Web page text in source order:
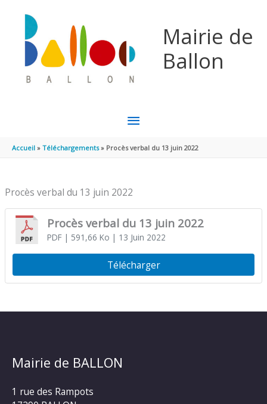
Mairie de
Ballon
MENU
PRINCIPAL
Accueil Téléchargements Procès verbal du 13 juin 2022
Procès verbal du 13 juin 2022
Procès verbal du 13 juin 2022
PDF| 591,66 Ko | 13 Juin 2022
Télécharger
Mairie de BALLON
1 rue des Rampots